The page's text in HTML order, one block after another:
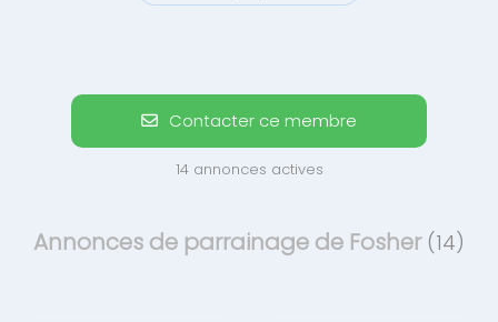
Contacter ce membre
14 annonces actives
Annonces de parrainage de Fosher (14)